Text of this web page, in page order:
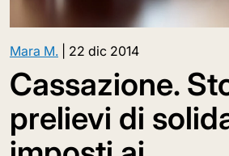
Mara M. 22 dic 2014
Cassazione.
prelievi di